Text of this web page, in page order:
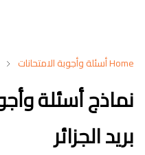
Homeأسئلة وأجوبة الامتحانات
بريد الجزائر